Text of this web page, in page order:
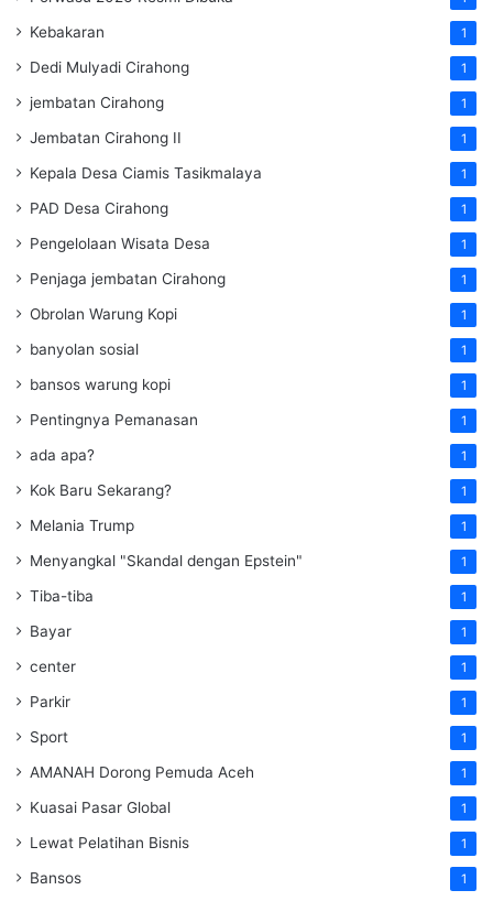
Kebakaran 1
Dedi Mulyadi Cirahong 1
jembatan Cirahong 1
Jembatan Cirahong II 1
Kepala Desa Ciamis Tasikmalaya 1
PAD Desa Cirahong 1
Pengelolaan Wisata Desa 1
Penjaga jembatan Cirahong 1
Obrolan Warung Kopi 1
banyolan sosial 1
bansos warung kopi 1
Pentingnya Pemanasan 1
ada apa? 1
Kok Baru Sekarang? 1
Melania Trump 1
Menyangkal "Skandal dengan Epstein" 1
Tiba-tiba 1
Bayar 1
center 1
Parkir 1
Sport 1
AMANAH Dorong Pemuda Aceh 1
Kuasai Pasar Global 1
Lewat Pelatihan Bisnis 1
Bansos 1